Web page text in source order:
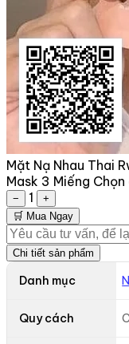
Mặt Nạ Nhau Thai
Mask 3 Miếng
− 1
+
🛒 Mua Ngay
Chi tiết sản phẩm
Danh mục
Quy cách